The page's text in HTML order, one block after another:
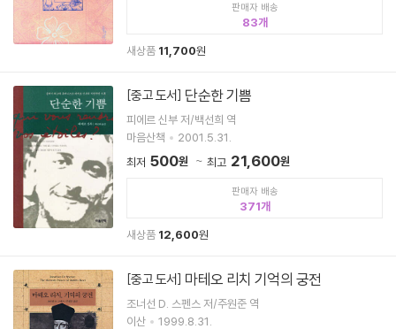
판매자 배송
83
새상품 11,700원
[중고 도서] 단순한 기쁨
피에르 신부 저/백선희 역
마음산책
2001.5.31.
최저 500원 최고 21,600원
판매자 배송
371
새상품 12,600원
[중고 도서] 마테오 리치 기억의 궁전
조너선 D. 스펜스 저/주원준 역
이산
1999.8.31.